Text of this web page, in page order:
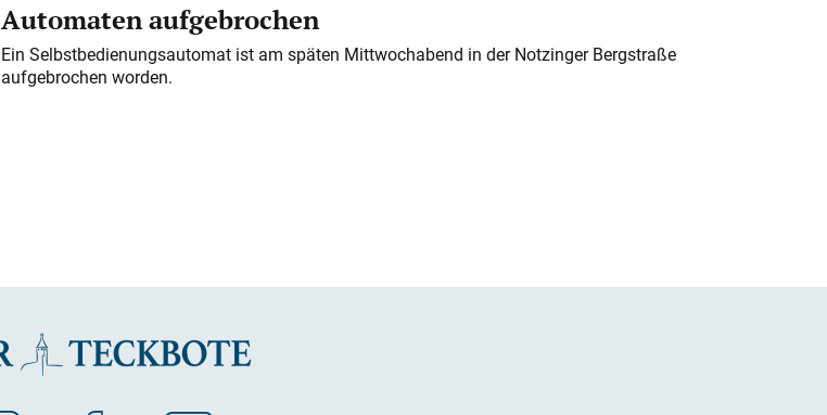
Automaten aufgebrochen
Ein Selbstbedienungsautomat ist am späten Mittwochabend in der Notzinger Bergstraße
aufgebrochen worden.